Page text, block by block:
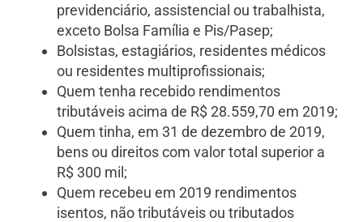
previdenciário, assistencial ou trabalhista,
exceto Bolsa Família e Pis/Pasep;
Bolsistas, estagiários, residentes médicos
ou residentes multiprofissionais;
Quem tenha recebido rendimentos
tributáveis acima de R$ 28.559,70 em 2019;
Quem tinha, em 31 de dezembro de 2019,
bens ou direitos com valor total superior a
R$ 300 mil;
Quem recebeu em 2019 rendimentos
isentos, não tributáveis ou tributados